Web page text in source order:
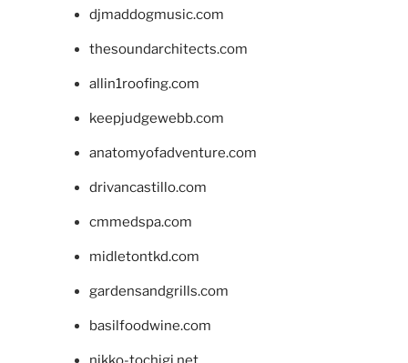
djmaddogmusic.com
thesoundarchitects.com
allin1roofing.com
keepjudgewebb.com
anatomyofadventure.com
drivancastillo.com
cmmedspa.com
midletontkd.com
gardensandgrills.com
basilfoodwine.com